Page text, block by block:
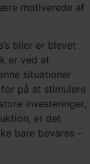
motiverede af
biler er blevet
er ved at
situationer
på at stimulere
investeringer,
er det
bare bevares –